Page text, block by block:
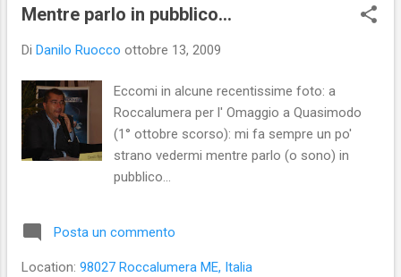
Canale 5 durante, appunto, una passeggiata nel fine
questo tipo di giornalismo ciarpame. Del caso ne parlano
Mentre parlo in pubblico...
Di Danilo Ruocco ottobre 13, 2009
Eccomi in alcune recentissime foto: a
Roccalumera per l' Omaggio a Quasimodo
(1° ottobre scorso): mi fa sempre un po'
strano vedermi mentre parlo (o sono) in
pubblico...
Posta un commento
Location: 98027 Roccalumera ME, Italia